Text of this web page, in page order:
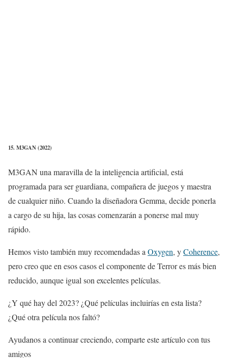
15. M3GAN (2022)
M3GAN una maravilla de la inteligencia artificial, está
programada para ser guardiana, compañera de juegos y maestra
de cualquier niño. Cuando la diseñadora Gemma, decide ponerla
a cargo de su hija, las cosas comenzarán a ponerse mal muy
rápido.
Hemos visto también muy recomendadas a Oxygen, yCoherence,
pero creo que en esos casos el componente de Terror es más bien
reducido, aunque igual son excelentes películas.
¿Y qué hay del 2023? ¿Qué películas incluirías en esta lista?
¿Qué otra película nos faltó?
Ayudanos a continuar creciendo, comparte este artículo con tus
amigos